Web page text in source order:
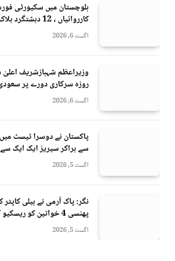
کارروائیاں ، 12 دہشتگرد ہلاک
اگست 6, 2026
وزیراعظم شہبازشریف
روزه سرکاری دورے پر
اگست 6, 2026
سے ہراکر سیریز ایک ایک سے
اگست 5, 2026
نگر: پاک آرمی نے ہیلی
پھنسی 4 خواتین کو ریسکیو کرلیا
اگست 5, 2026